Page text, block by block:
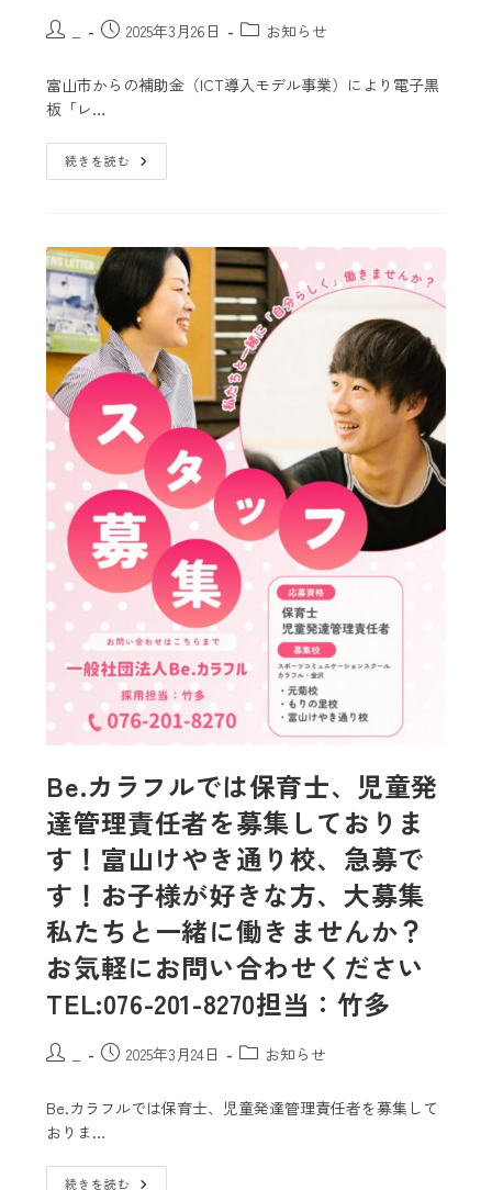
2025年3月26日 お知らせ
富山市からの補助金（ICT導入モデル事業）により電子黒
板「レ…
続きを読む
Be.カラフルでは保育士、児童発
達管理責任者を募集しておりま
す！富山けやき通り校、急募で
す！お子様が好きな方、大募集
私たちと一緒に働きませんか？
お気軽にお問い合わせください️
TEL:076-201-8270担当：竹多
2025年3月24日 お知らせ
Be.カラフルでは保育士、児童発達管理責任者を募集して
おりま…
続きを読む